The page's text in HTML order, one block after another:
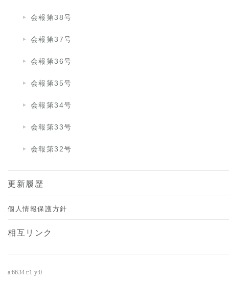
会報第38号
会報第37号
会報第36号
会報第35号
会報第34号
会報第33号
会報第32号
更新履歴
個人情報保護方針
相互リンク
a:6634 t:1 y:0